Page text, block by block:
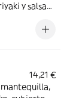
y salsa
14,21 €